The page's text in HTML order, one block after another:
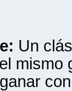
Un
mismo